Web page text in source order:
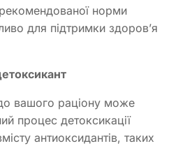
норми
для підтримки здоров’я
вашого раціону може
процес детоксикації
антиоксидантів, таких